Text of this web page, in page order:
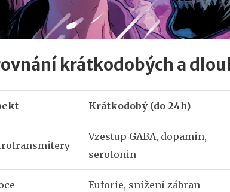
krátkodobých a
Krátkodobý (do 24h)
Vzestup GABA, dopamin,
serotonin
Euforie, snížení zábran